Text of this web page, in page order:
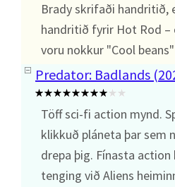
Brady skrifaði handritið,
handritið fyrir Hot Rod –
voru nokkur "Cool
Predator: Badlands
Töff sci-fi action mynd.
klikkuð pláneta þar sem
drepa þig. Fínasta
tenging við Aliens